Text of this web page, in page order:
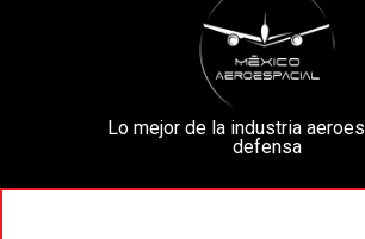
Lo mejor de la industria
defensa